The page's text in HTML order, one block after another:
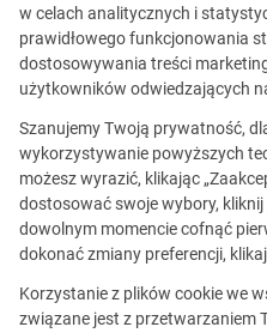
Ta oferta jest
nieaktualna.
Zobacz
w celach analitycznych i
prawidłowego funkcjonowania
dostosowywania treści
użytkowników odwiedzających
Szanujemy Twoją prywatność,
wykorzystywanie powyższych
możesz wyrazić, klikając
dostosować swoje wybory, kliknij
dowolnym momencie cofnąć
dokonać zmiany preferencji,
Korzystanie z plików cookie we
związane jest z przetwarzaniem